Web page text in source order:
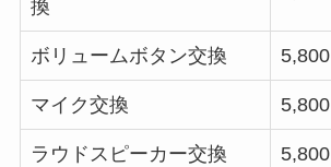
換
ボリュームボタン交換
マイク交換
ラウドスピーカー交換